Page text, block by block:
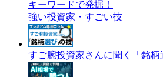
キーワードで発掘！
強い投資家・すごい技
すご腕投資家さんに聞く「銘柄